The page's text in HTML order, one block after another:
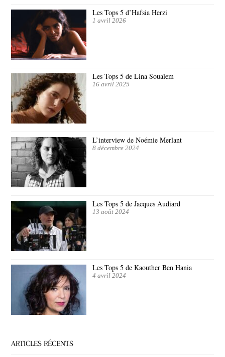
Les Tops 5 d’Hafsia Herzi
1 avril 2026
Les Tops 5 de Lina Soualem
16 avril 2025
L’interview de Noémie Merlant
8 décembre 2024
Les Tops 5 de Jacques Audiard
13 août 2024
Les Tops 5 de Kaouther Ben Hania
4 avril 2024
ARTICLES RÉCENTS